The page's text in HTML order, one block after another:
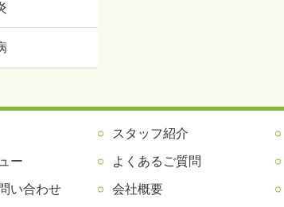
スタッフ紹介
ー よくあるご質問
い合わせ 会社概要